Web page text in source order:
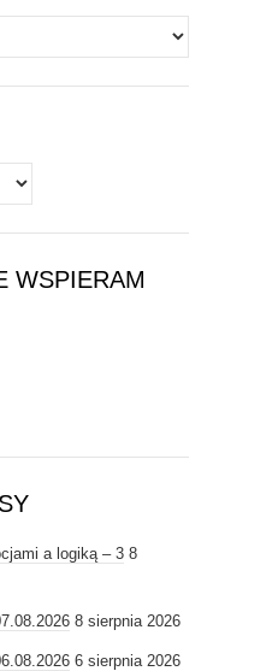
WSPIERAM
a logiką – 3 8
8 sierpnia 2026
6 sierpnia 2026